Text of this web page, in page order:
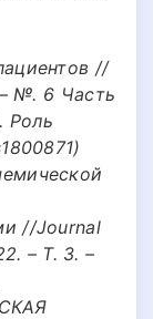
//
№. 6 Часть
Роль
//Journal
– Т. 3. –